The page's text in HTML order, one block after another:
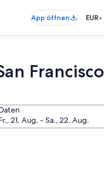
App öffnen EUR•
Francisco